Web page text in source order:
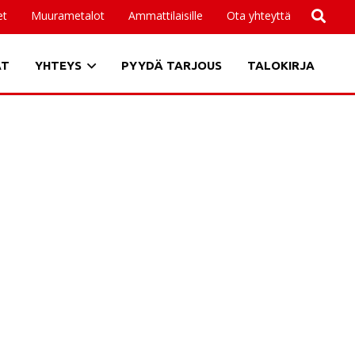
Muurametalot Ammattilaisille Ota yhteyttä
YHTEYS PYYDÄ TARJOUS TALOKIRJA